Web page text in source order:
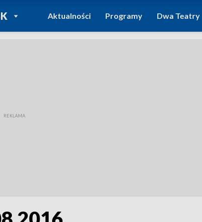
DO
REGIONY
Aktualności Programy Dwa Teatry